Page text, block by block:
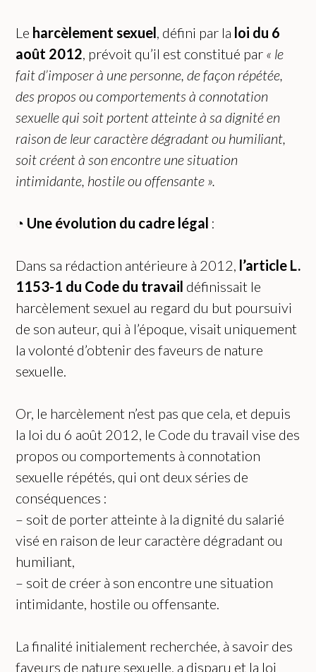
Le harcèlement sexuel, défini par la loi du 6
août 2012, prévoit qu’il est constitué par « le
fait d’imposer à une personne, de façon répétée,
des propos ou comportements à connotation
sexuelle qui soit portent atteinte à sa dignité en
raison de leur caractère dégradant ou humiliant,
soit créent à son encontre une situation
intimidante, hostile ou offensante ».
◔ Une évolution du cadre légal :
Dans sa rédaction antérieure à 2012, l’article L.
1153-1 du Code du travail définissait le
harcèlement sexuel au regard du but poursuivi
de son auteur, qui à l’époque, visait uniquement
la volonté d’obtenir des faveurs de nature
sexuelle.
Or, le harcèlement n’est pas que cela, et depuis
la loi du 6 août 2012, le Code du travail vise des
propos ou comportements à connotation
sexuelle répétés, qui ont deux séries de
conséquences :
– soit de porter atteinte à la dignité du salarié
visé en raison de leur caractère dégradant ou
humiliant,
– soit de créer à son encontre une situation
intimidante, hostile ou offensante.
La finalité initialement recherchée, à savoir des
faveurs de nature sexuelle, a disparu et la loi